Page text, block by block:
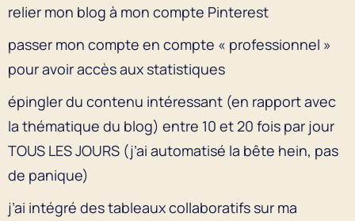
relier mon blog à mon compte Pinterest
passer mon compte en compte « professionnel »
pour avoir accès aux statistiques
épingler du contenu intéressant (en rapport avec
la thématique du blog) entre 10 et 20 fois par jour
TOUS LES JOURS (j’ai automatisé la bête hein, pas
de panique)
j’ai intégré des tableaux collaboratifs sur ma